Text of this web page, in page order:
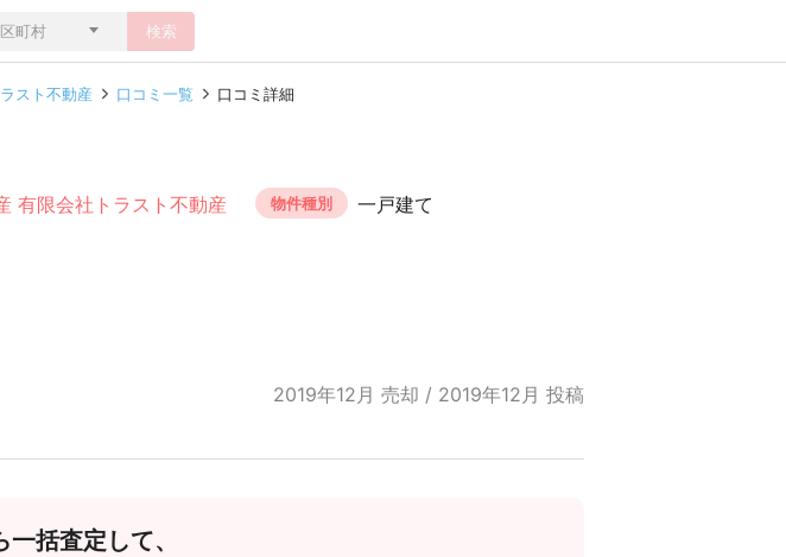
検索
スト不動産 口コミ一覧 口コミ詳細
有限会社トラスト不動産 物件種別 一戸建て
2019年12月 売却 / 2019年12月 投稿
括査定して、